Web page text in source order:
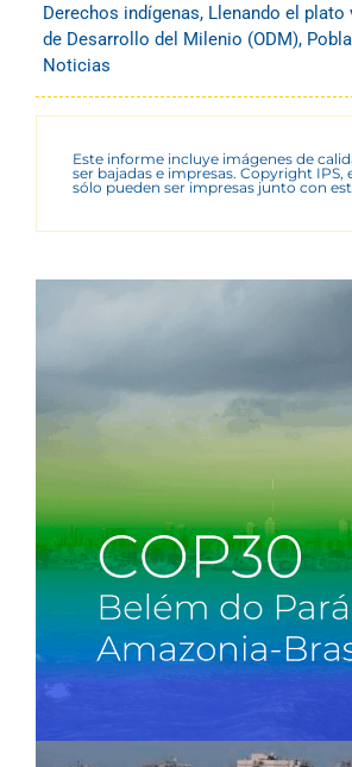
Derechos indígenas, Llenando el plato
de Desarrollo del Milenio (ODM),
Noticias
Este informe incluye imágenes de
ser bajadas e impresas. Copyright IPS,
sólo pueden ser impresas junto con